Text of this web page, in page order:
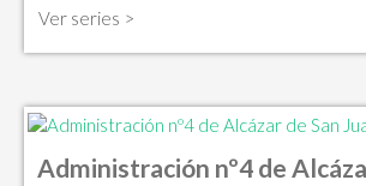
Ver series >
Administración nº4 de